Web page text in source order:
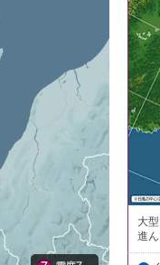
大
進